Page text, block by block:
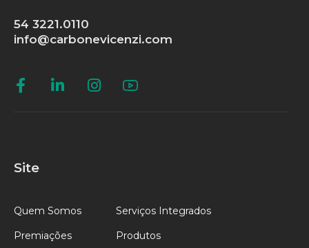
54 3221.0110
info@carbonevicenzi.com
Site
Quem Somos
Premiações
Serviços Integrados
Produtos